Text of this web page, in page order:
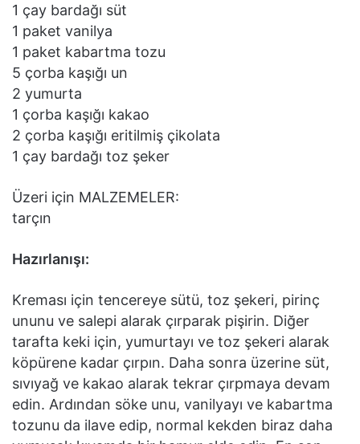
1 çay bardağı süt
1 paket vanilya
1 paket kabartma tozu
5 çorba kaşığı un
2 yumurta
1 çorba kaşığı kakao
2 çorba kaşığı eritilmiş çikolata
1 çay bardağı toz şeker
Üzeri için MALZEMELER:
tarçın
Hazırlanışı:
Kreması için tencereye sütü, toz şekeri, pirinç
ununu ve salepi alarak çırparak pişirin. Diğer
tarafta keki için, yumurtayı ve toz şekeri alarak
köpürene kadar çırpın. Daha sonra üzerine süt,
sıvıyağ ve kakao alarak tekrar çırpmaya devam
edin. Ardından söke unu, vanilyayı ve kabartma
tozunu da ilave edip, normal kekden biraz daha